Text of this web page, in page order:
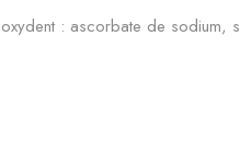
: ascorbate de sodium,